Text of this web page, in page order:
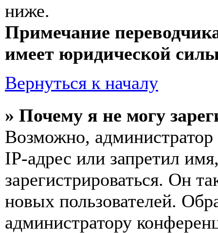
ниже.
Примечание
имеет юридической
Вернуться к началу
» Почему я не могу
Возможно,
IP-адрес или запретил
зарегистрироваться. Он
новых пользователей.
администратору